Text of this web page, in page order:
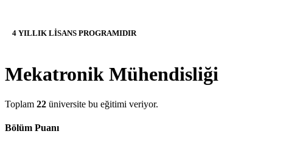
4 YILLIK LİSANS PROGRAMIDIR
Mekatronik Mühendisliği
Toplam 22 üniversite bu eğitimi veriyor.
Bölüm Puanı